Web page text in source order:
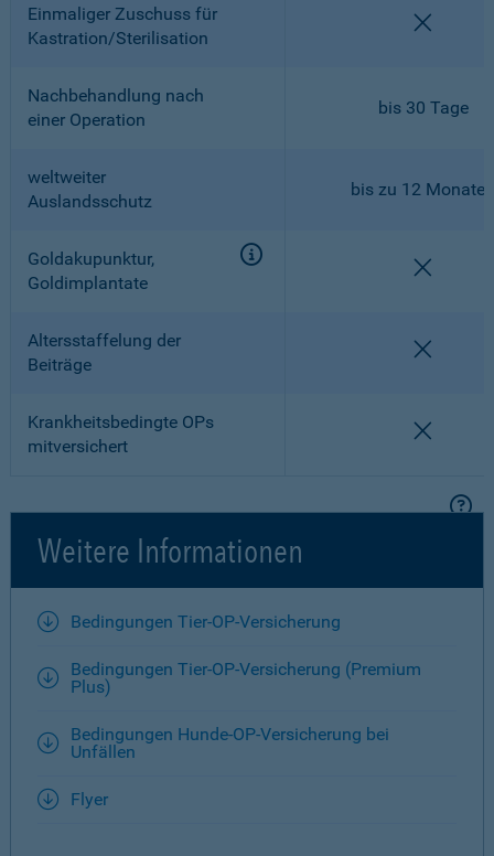
Einmaliger Zuschuss für
Kastration/Sterilisation
Nachbehandlung nach
einer Operation
bis 30 Tage
weltweiter
Auslandsschutz
bis zu 12 Monaten
Goldakupunktur,
Goldimplantate
Altersstaffelung der
Beiträge
Krankheitsbedingte OPs
mitversichert
Weitere Informationen
Bedingungen Tier-OP-Versicherung
Bedingungen Tier-OP-Versicherung (Premium
Plus)
Bedingungen Hunde-OP-Versicherung bei
Unfällen
Flyer